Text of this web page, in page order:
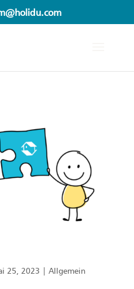
25, 2023 | Allgemein